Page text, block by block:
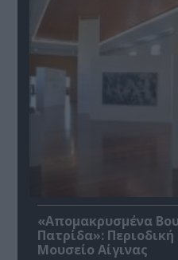
«Απομακρυσμένα
Πατρίδα»:
Μουσείο Αίγινας